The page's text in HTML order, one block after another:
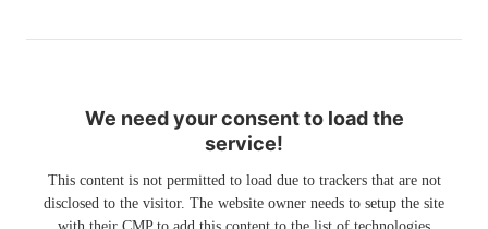
We need your consent to load the
service!
This content is not permitted to load due to trackers that are not
disclosed to the visitor. The website owner needs to setup the site